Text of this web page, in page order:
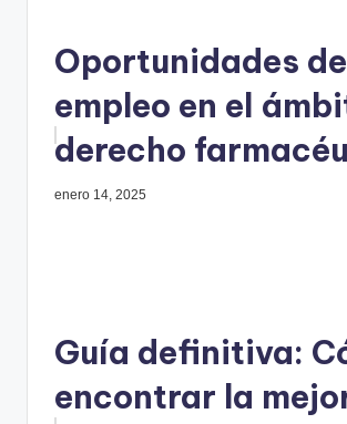
Oportunidades de
empleo en el
derecho
enero 14, 2025
Guía definitiva:
encontrar la